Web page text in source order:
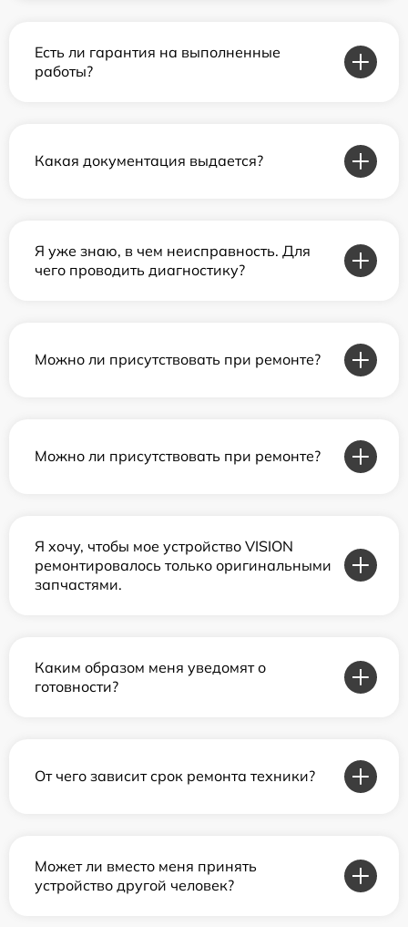
Есть ли гарантия на выполненные
работы?
Какая документация выдается?
Я уже знаю, в чем неисправность. Для
чего проводить диагностику?
Можно ли присутствовать при ремонте?
Можно ли присутствовать при ремонте?
Я хочу, чтобы мое устройство VISION
ремонтировалось только оригинальными
запчастями.
Каким образом меня уведомят о
готовности?
От чего зависит срок ремонта техники?
Может ли вместо меня принять
устройство другой человек?